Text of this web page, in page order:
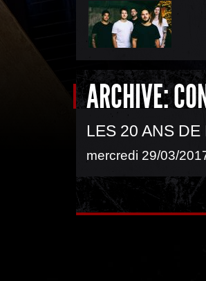
ARCHIVE:
LES 20 ANS
mercredi 29/03/